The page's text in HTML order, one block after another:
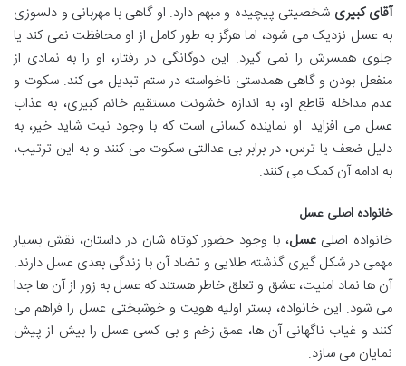
آقای کبیری شخصیتی پیچیده و مبهم دارد. او گاهی با مهربانی و دلسوزی
به عسل نزدیک می شود، اما هرگز به طور کامل از او محافظت نمی کند یا
جلوی همسرش را نمی گیرد. این دوگانگی در رفتار، او را به نمادی از
منفعل بودن و گاهی همدستی ناخواسته در ستم تبدیل می کند. سکوت و
عدم مداخله قاطع او، به اندازه خشونت مستقیم خانم کبیری، به عذاب
عسل می افزاید. او نماینده کسانی است که با وجود نیت شاید خیر، به
دلیل ضعف یا ترس، در برابر بی عدالتی سکوت می کنند و به این ترتیب،
به ادامه آن کمک می کنند.
خانواده اصلی عسل
خانواده اصلیعسل، با وجود حضور کوتاه شان در داستان، نقش بسیار
مهمی در شکل گیری گذشته طلایی و تضاد آن با زندگی بعدی عسل دارند.
آن ها نماد امنیت، عشق و تعلق خاطر هستند که عسل به زور از آن ها جدا
می شود. این خانواده، بستر اولیه هویت و خوشبختی عسل را فراهم می
کنند و غیاب ناگهانی آن ها، عمق زخم و بی کسی عسل را بیش از پیش
نمایان می سازد.